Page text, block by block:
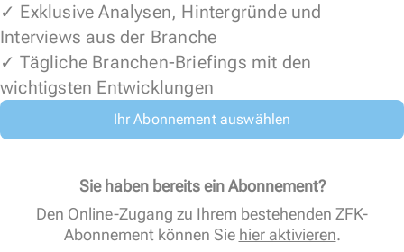
✓ Exklusive Analysen, Hintergründe und
Interviews aus der Branche
✓ Tägliche Branchen-Briefings mit den
wichtigsten Entwicklungen
Ihr Abonnement auswählen
Sie haben bereits ein Abonnement?
Den Online-Zugang zu Ihrem bestehenden ZFK-
Abonnement können Sie hier aktivieren.